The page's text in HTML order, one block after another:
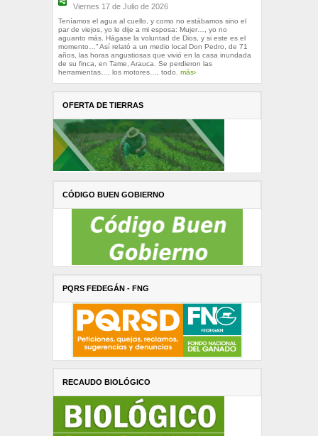
Viernes 17 de Julio de 2026
Teníamos el agua al cuello, y como no estábamos sino el
par de viejos, yo le dije a mi esposa: Mujer…, yo no
aguanto más. Hágase la voluntad de Dios, y si este es el
momento…” Así relató a un medio local Don Pedro, de 71
años, las horas angustiosas que vivió en la casa inundada
de su finca, en Tame, Arauca. Se perdieron las
herramientas…, los motores…, todo. más›
OFERTA DE TIERRAS
CÓDIGO BUEN GOBIERNO
PQRS FEDEGÁN - FNG
RECAUDO BIOLÓGICO